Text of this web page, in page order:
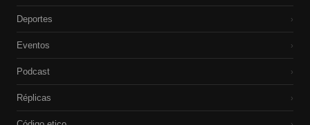
Deportes ›
Eventos ›
Podcast ›
Réplicas ›